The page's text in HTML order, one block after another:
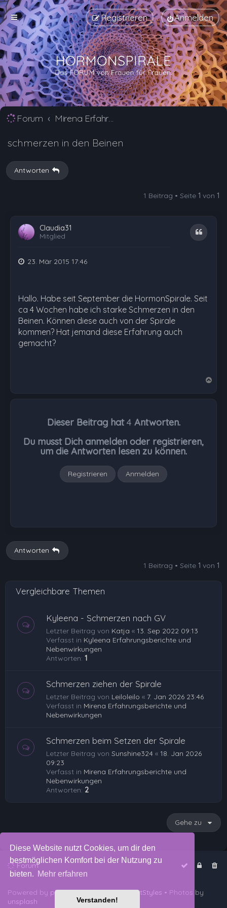
Diese Website nutzt Cookies, um dir den
bestmöglichen Komfort bei der Nutzung zu
bieten. Mehr erfahren
Verstanden!
Anmelden
Registrieren
Forum Mirena Erfahrungsberichte und Nebenwirkungen
schmerzen in den Beinen
Antworten
1 Beitrag • Seite 1 von 1
Claudia31
Mitglied
Zitat
23. Mär 2015 17:46
Hallo. Habe seit September die HormonSpirale. Seit
ca 4 Wochen habe ich starke Schmerzen in den
Beinen. Können diese auch von der Spirale
kommen? Hat jemand diese Erfahrung auch
gemacht?
Dieser Beitrag hat4 Antworten.
Du musst Dich anmelden oder registrieren,
um die Antworten lesen zu können.
Registrieren Anmelden
Antworten
1 Beitrag • Seite 1 von 1
Vergleichbare Themen
Kyleena - Schmerzen nach GV
Letzter Beitrag von Katja « 13. Sep 2022 09:13
Verfasst in Kyleena Erfahrungsberichte und
Nebenwirkungen
Antworten: 1
Schmerzen ziehen der Spirale
Letzter Beitrag von Leiloleilo « 7. Jan 2026 23:46
Verfasst in Mirena Erfahrungsberichte und
Nebenwirkungen
Schmerzen beim Setzen der Spirale
Letzter Beitrag von Sunshine324 « 18. Jan 2026
09:23
Verfasst in Mirena Erfahrungsberichte und
Nebenwirkungen
Antworten: 2
Gehe zu
Forum
Powered by phpBB™• Design byPlanetStyles • Photos by
unsplash